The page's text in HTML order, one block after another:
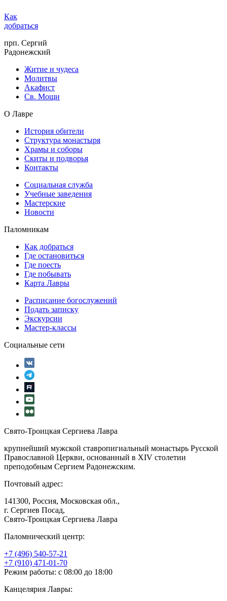
Как
добраться
прп. Сергий
Радонежский
Житие и чудеса
Молитвы
Акафист
Св. Мощи
О Лавре
История обители
Структура монастыря
Храмы и соборы
Скиты и подворья
Контакты
Социальная служба
Учебные заведения
Мастерские
Новости
Паломникам
Как добраться
Где остановиться
Где поесть
Где побывать
Карта Лавры
Расписание богослужений
Подать записку
Экскурсии
Мастер-классы
Социальные сети
Свято-Троицкая Сергиева Лавра
крупнейший мужской ставропигиальный монастырь Русской
Православной Церкви, основанный в XIV столетии
преподобным Сергием Радонежским.
Почтовый адрес:
141300, Россия, Московская обл.,
г. Сергиев Посад,
Свято-Троицкая Сергиева Лавра
Паломнический центр:
+7 (496) 540-57-21
+7 (910) 471-01-70
Режим работы: с 08:00 до 18:00
Канцелярия Лавры: